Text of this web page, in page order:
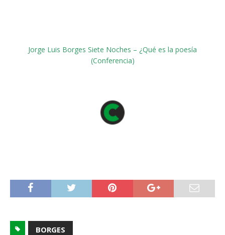
Jorge Luis Borges Siete Noches – ¿Qué es la poesía
(Conferencia)
BORGES